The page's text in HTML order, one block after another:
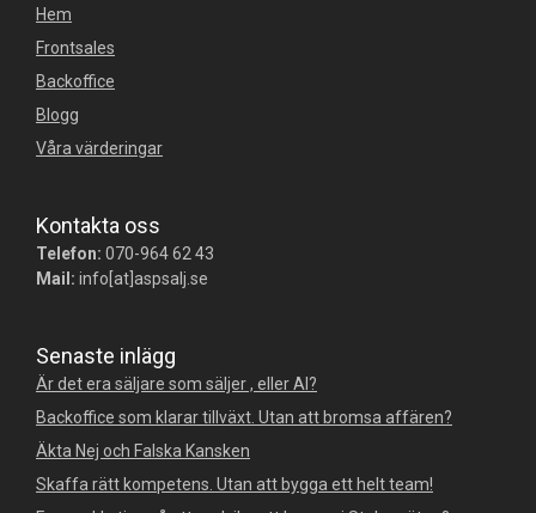
Hem
Frontsales
Backoffice
Blogg
Våra värderingar
Kontakta oss
Telefon: 070-964 62 43
Mail: info[at]aspsalj.se
Senaste inlägg
Är det era säljare som säljer , eller AI?
Backoffice som klarar tillväxt. Utan att bromsa affären?
Äkta Nej och Falska Kansken
Skaffa rätt kompetens. Utan att bygga ett helt team!